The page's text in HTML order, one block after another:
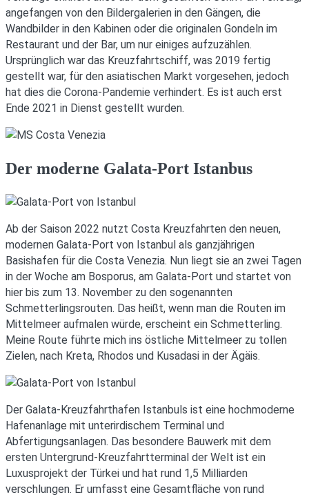
angefangen von den Bildergalerien in den Gängen, die
Wandbilder in den Kabinen oder die originalen Gondeln im
Restaurant und der Bar, um nur einiges aufzuzählen.
Ursprünglich war das Kreuzfahrtschiff, was 2019 fertig
gestellt war, für den asiatischen Markt vorgesehen, jedoch
hat dies die Corona-Pandemie verhindert. Es ist auch erst
Ende 2021 in Dienst gestellt wurden.
Der moderne Galata-Port Istanbus
Ab der Saison 2022 nutzt Costa Kreuzfahrten den neuen,
modernen Galata-Port von Istanbul als ganzjährigen
Basishafen für die Costa Venezia. Nun liegt sie an zwei Tagen
in der Woche am Bosporus, am Galata-Port und startet von
hier bis zum 13. November zu den sogenannten
Schmetterlingsrouten. Das heißt, wenn man die Routen im
Mittelmeer aufmalen würde, erscheint ein Schmetterling.
Meine Route führte mich ins östliche Mittelmeer zu tollen
Zielen, nach Kreta, Rhodos und Kusadasi in der Ägäis.
Der Galata-Kreuzfahrthafen Istanbuls ist eine hochmoderne
Hafenanlage mit unterirdischem Terminal und
Abfertigungsanlagen. Das besondere Bauwerk mit dem
ersten Untergrund-Kreuzfahrtterminal der Welt ist ein
Luxusprojekt der Türkei und hat rund 1,5 Milliarden
verschlungen. Er umfasst eine Gesamtfläche von rund